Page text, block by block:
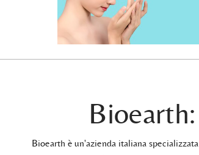
Bioearth è un'azienda italiana